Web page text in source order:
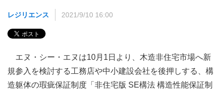
レジリエンス 2021/9/10 16:00
エヌ・シー・エヌは10月1日より、木造非住宅市場へ新
規参入を検討する工務店や中小建設会社を後押しする、構
造躯体の瑕疵保証制度「非住宅版 SE構法 構造性能保証制